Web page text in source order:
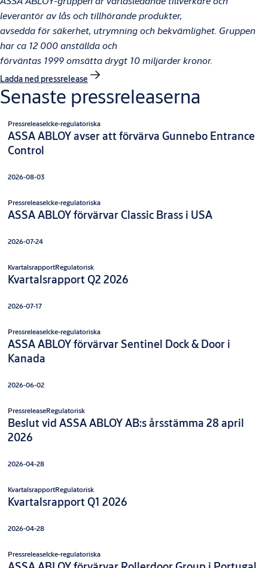
leverantör av lås och tillhörande produkter,
avsedda för säkerhet, utrymning och bekvämlighet. Gruppen
har ca 12 000 anställda och
förväntas 1999 omsätta drygt 10 miljarder kronor.
Ladda ned pressrelease
Senaste pressreleaserna
PressreleaseIcke-regulatoriska
ASSA ABLOY avser att förvärva Gunnebo Entrance
Control
2026-08-03
PressreleaseIcke-regulatoriska
ASSA ABLOY förvärvar Classic Brass i USA
2026-07-24
KvartalsrapportRegulatorisk
Kvartalsrapport Q2 2026
2026-07-17
PressreleaseIcke-regulatoriska
ASSA ABLOY förvärvar Sentinel Dock & Door i
Kanada
2026-06-02
PressreleaseRegulatorisk
Beslut vid ASSA ABLOY AB:s årsstämma 28 april
2026
2026-04-28
KvartalsrapportRegulatorisk
Kvartalsrapport Q1 2026
2026-04-28
PressreleaseIcke-regulatoriska